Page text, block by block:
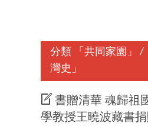
分類 「共同家園」 /
灣史」
書贈清華 魂歸
學教授王曉波藏書